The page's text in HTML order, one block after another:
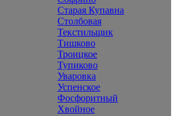
Старая Купавна
Столбовая
Текстильщик
Тишково
Троицкое
Тупиково
Уваровка
Успенское
Фосфоритный
Хвойное